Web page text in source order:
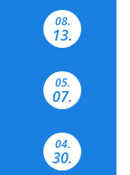
08.
13.
05.
07.
04.
30.